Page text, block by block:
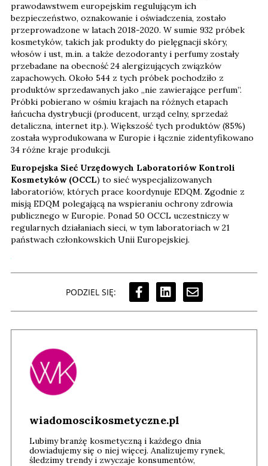
prawodawstwem europejskim regulującym ich
bezpieczeństwo, oznakowanie i oświadczenia, zostało
przeprowadzone w latach 2018-2020. W sumie 932 próbek
kosmetyków, takich jak produkty do pielęgnacji skóry,
włosów i ust, m.in. a także dezodoranty i perfumy zostały
przebadane na obecność 24 alergizujących związków
zapachowych. Około 544 z tych próbek pochodziło z
produktów sprzedawanych jako „nie zawierające perfum”.
Próbki pobierano w ośmiu krajach na różnych etapach
łańcucha dystrybucji (producent, urząd celny, sprzedaż
detaliczna, internet itp.). Większość tych produktów (85%)
została wyprodukowana w Europie i łącznie zidentyfikowano
34 różne kraje produkcji.
Europejska Sieć Urzędowych Laboratoriów Kontroli
Kosmetyków (OCCL) to sieć wyspecjalizowanych
laboratoriów, których prace koordynuje EDQM. Zgodnie z
misją EDQM polegającą na wspieraniu ochrony zdrowia
publicznego w Europie. Ponad 50 OCCL uczestniczy w
regularnych działaniach sieci, w tym laboratoriach w 21
państwach członkowskich Unii Europejskiej.
PODZIEL SIĘ:
wiadomoscikosmetyczne.pl
Lubimy branżę kosmetyczną i każdego dnia
dowiadujemy się o niej więcej. Analizujemy rynek,
śledzimy trendy i zwyczaje konsumentów,